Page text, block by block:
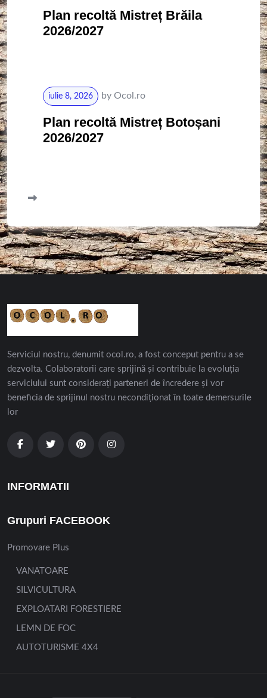
Plan recoltă Mistreț Brăila
2026/2027
iulie 8, 2026 by Ocol.ro
Plan recoltă Mistreț Botoșani
2026/2027
Serviciul nostru, denumit ocol.ro, a fost conceput pentru a se
dezvolta. Colaboratorii care sprijină și contribuie la evoluția
serviciului sunt considerați parteneri de încredere și vor
beneficia de sprijinul nostru necondiționat în toate demersurile
lor
INFORMATII
Grupuri FACEBOOK
Promovare Plus
VANATOARE
SILVICULTURA
EXPLOATARI FORESTIERE
LEMN DE FOC
AUTOTURISME 4X4